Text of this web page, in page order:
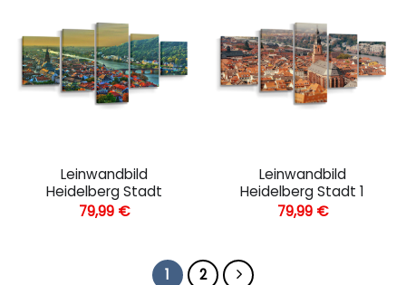
Leinwandbild
Heidelberg Stadt
79,99 €
Leinwandbild
Heidelberg Stadt 1
79,99 €
1 2